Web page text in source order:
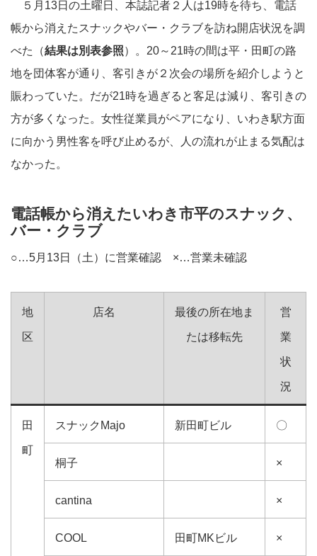
５月13日の土曜日、本誌記者２人は19時を待ち、電話
帳から消えたスナックやバー・クラブを訪ね開店状況を調
べた（結果は別表参照）。20～21時の間は平・田町の路
地を団体客が通り、客引きが２次会の場所を紹介しようと
賑わっていた。だが21時を過ぎると客足は減り、客引きの
方が多くなった。女性従業員がペアになり、いわき駅方面
に向かう男性客を呼び止めるが、人の流れが止まる気配は
なかった。
電話帳から消えたいわき市平のスナック、
バー・クラブ
○…5月13日（土）に営業確認 ×…営業未確認
地
区
店名 最後の所在地ま
たは移転先
営
業
状
況
田
町
スナックMajo 新田町ビル 〇
桐子 ×
cantina ×
COOL 田町MKビル ×